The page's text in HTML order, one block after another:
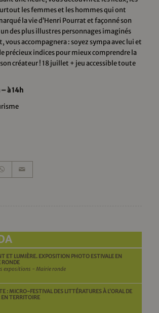
les femmes et les hommes qui ont
la vie d’Henri Pourrat et façonné son
des plus illustres personnages imaginés
vous accompagnera : soyez sympa avec lui et
précieux indices pour mieux comprendre la
créateur ! 18 juillet + jeu accessible toute
à 14h
ET LUMIÈRE. EXPOSITION PHOTO ESTIVALE EN
RONDE
expositions - Mairie ronde
: MICRO-FESTIVAL DES LITTÉRATURES À L’ORAL DE
EN TERRITOIRE